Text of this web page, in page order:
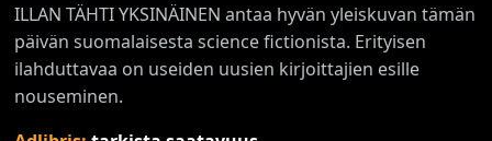
ILLAN TÄHTI YKSINÄINEN antaa hyvän yleiskuvan tämän
päivän suomalaisesta science fictionista. Erityisen
ilahduttavaa on useiden uusien kirjoittajien esille
nouseminen.